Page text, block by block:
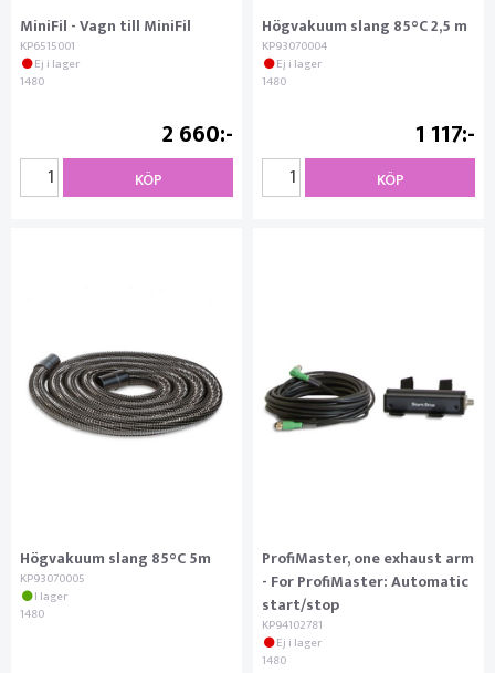
MiniFil - Vagn till MiniFil
KP6515001
Ej i lager
1480
2 660
KÖP
Högvakuum slang 85°C 2,5 m
KP93070004
Ej i lager
1480
1 117
KÖP
Högvakuum slang 85°C 5m
KP93070005
I lager
1480
ProfiMaster, one exhaust arm
- For ProfiMaster: Automatic
start/stop
KP94102781
Ej i lager
1480